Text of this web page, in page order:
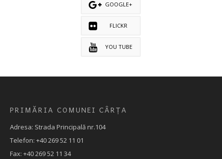
GOOGLE+
FLICKR
YOU TUBE
PRIMĂRIA COMUNEI CÂRȚA
Adresa: Strada Principală nr.104
Telefon: +40 269 52 11 01
Fax: +40 269 52 11 34